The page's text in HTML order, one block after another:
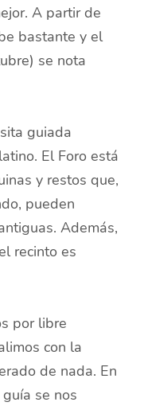
A partir de
bastante y el
se nota
guiada
El Foro está
y restos que,
pueden
Además,
recinto es
por libre
con la
de nada. En
se nos